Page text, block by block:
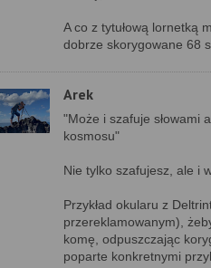
A co z tytułową lornetką
dobrze skorygowane 68
Arek
"Może i szafuje słowami
kosmosu"
Nie tylko szafujesz, ale i
Przykład okularu z
przereklamowanym),
komę, odpuszczając
poparte konkretnymi